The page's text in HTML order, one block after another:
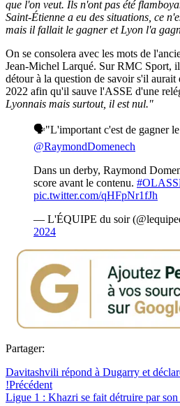
que l'on veut. Ils n'ont pas été
Saint-Étienne a eu des situations, ce
mais il fallait le gagner et Lyon l'a
On se consolera avec les mots de
Jean-Michel Larqué. Sur RMC Sport,
détour à la question de savoir s'il aurait
2022 afin qu'il sauve l'ASSE d'une
Lyonnais mais surtout, il est nul."
🗣️"L'important c'est de gagner
@RaymondDomenech
Dans un derby, Raymond
score avant le contenu.
pic.twitter.com/qHFpNr1fJh
— L'ÉQUIPE du soir
2024
Partager:
Davitashvili répond à Dugarry et
!Précédent
Ligue 1 : Khazri se fait détruire par son